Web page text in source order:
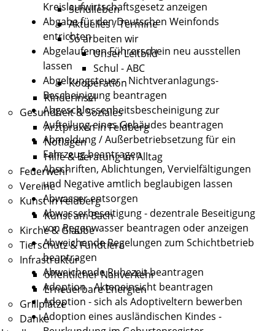
Schulleben
Aktuelles / Termine
So arbeiten wir
Unser Leitbild
Schul - ABC
Kooperation
Kinderinsel
Gesundheit & Soziales
Arztpraxen in Feldberg
Notlagen
Hilfe & Beratung im Alltag
Feuerwehr
Vereine
Kunst in Feldberg
Kunst am Bach
Kirche & Glaube
Tierschutz & Fundtiere
Infrastruktur
öffentlicher Nahverkehr
Erneuerbare Energien
Grillplätze
Danke
Kreislaufwirtschaftsgesetz anzeigen
Abgabe für den Deutschen Weinfonds
entrichten
Abgelaufenen Führerschein neu ausstellen
lassen
Abgeltungsteuer - Nichtveranlagungs-
Bescheinigung beantragen
Abgeschlossenheitsbescheinigung zur
Aufteilung eines Gebäudes beantragen
Abmeldung / Außerbetriebsetzung für ein
Fahrzeug beantragen
Abschriften, Ablichtungen, Vervielfältigungen
und Negative amtlich beglaubigen lassen
Abwasser entsorgen
Abwasserbeseitigung - dezentrale Beseitigung
von Regenwasser beantragen oder anzeigen
Abweichende Regelungen zum Schichtbetrieb
beantragen
Abweichende Ruhezeit beantragen
Adoption - Akteneinsicht beantragen
Adoption - sich als Adoptiveltern bewerben
Adoption eines ausländischen Kindes -